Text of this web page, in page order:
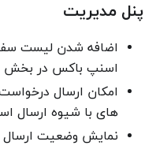
پنل مدیریت
اضافه شدن لیست
اسنپ باکس در بخش
امکان ارسال
های با شیوه ارسال
نمایش وضعیت